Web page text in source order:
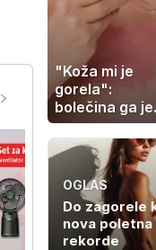
"Koža mi je
gorela":
bolečina ga je
priklenila na
posteljo
OGLAS
Do zagorele
nova
rekorde